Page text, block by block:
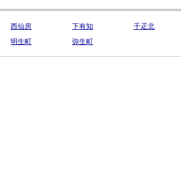
西仙房 下有知 千疋北
明生町 弥生町